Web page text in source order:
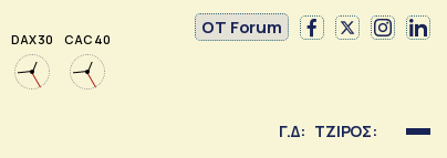
DAX 30 CAC 40
OT Forum
Γ.Δ: ΤΖΙΡΟΣ: